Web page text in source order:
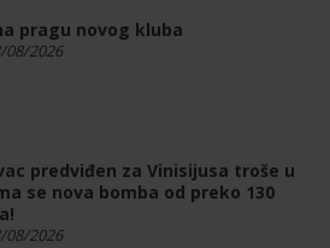
pragu novog kluba
08/2026
predviđen za Vinisijusa troše u
se nova bomba od preko 130
08/2026